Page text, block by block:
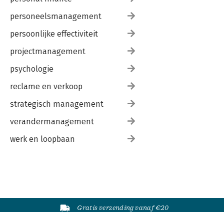
personeelsmanagement
persoonlijke effectiviteit
projectmanagement
psychologie
reclame en verkoop
strategisch management
verandermanagement
werk en loopbaan
Gratis verzending vanaf €20